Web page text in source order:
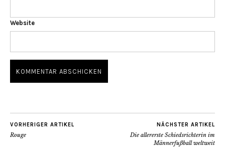
Website
VORHERIGER ARTIKEL
Rouge
NÄCHSTER ARTIKEL
Die allererste Schiedsrichterin im
Männerfußball weltweit